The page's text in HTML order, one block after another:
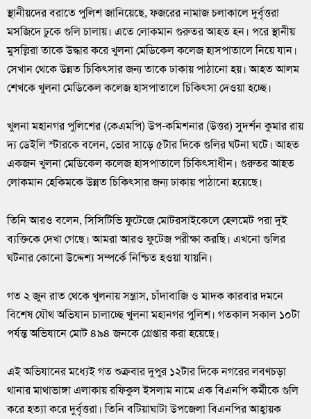
স্থানীয়দের বরাতে পুলিশ জানিয়েছে, ফজরের নামাজ চলাকালে দুর্বৃত্তরা
মসজিদে ঢুকে গুলি চালায়। এতে লোকমান গুরুতর আহত হন। পরে স্থানীয়
মুসল্লিরা তাকে উদ্ধার করে খুলনা মেডিকেল কলেজ হাসপাতালে নিয়ে যান।
সেখান থেকে উন্নত চিকিৎসার জন্য তাকে ঢাকায় পাঠানো হয়। আহত আলম
শেখকে খুলনা মেডিকেল কলেজ হাসপাতালে চিকিৎসা দেওয়া হচ্ছে।
খুলনা মহানগর পুলিশের (কেএমপি) উপ-কমিশনার (উত্তর) সুদর্শন কুমার রায়
দ্য ডেইলি স্টারকে বলেন, ভোর সাড়ে ৫টার দিকে গুলির ঘটনা ঘটে। আহত
একজন খুলনা মেডিকেল কলেজ হাসপাতালে চিকিৎসাধীন। গুরুতর আহত
লোকমান হেকিমকে উন্নত চিকিৎসার জন্য ঢাকায় পাঠানো হয়েছে।
তিনি আরও বলেন, সিসিটিভি ফুটেজে মোটরসাইকেলে হেলমেট পরা দুই
ব্যক্তিকে দেখা গেছে। আমরা আরও ফুটেজ পরীক্ষা করছি। এখনো গুলির
ঘটনার কোনো উদ্দেশ্য সম্পর্কে নিশ্চিত হওয়া যায়নি।
গত ২ জুন রাত থেকে খুলনায় সন্ত্রাস, চাঁদাবাজি ও মাদক কারবার দমনে
বিশেষ যৌথ অভিযান চালাচ্ছে খুলনা মহানগর পুলিশ। গতকাল সকাল ১০টা
পর্যন্ত অভিযানে মোট ৪৯৪ জনকে গ্রেপ্তার করা হয়েছে।
এই অভিযানের মধ্যেই গত শুক্রবার দুপুর ১২টার দিকে নগরের লবণচড়া
থানার মাথাভাঙ্গা এলাকায় রফিকুল ইসলাম নামে এক বিএনপি কর্মীকে গুলি
করে হত্যা করে দুর্বৃত্তরা। তিনি বটিয়াঘাটা উপজেলা বিএনপির আহ্বায়ক